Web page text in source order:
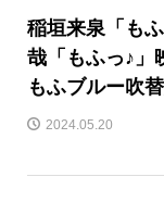
稲垣来泉「も
哉「もふっ♪」
もふブルー吹
2024.05.20